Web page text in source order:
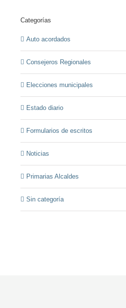
Categorías
Auto acordados
Consejeros Regionales
Elecciones municipales
Estado diario
Formularios de escritos
Noticias
Primarias Alcaldes
Sin categoría